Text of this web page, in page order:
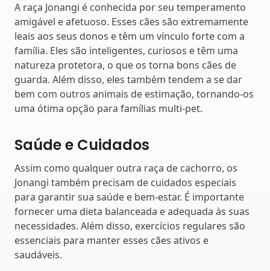
A raça Jonangi é conhecida por seu temperamento
amigável e afetuoso. Esses cães são extremamente
leais aos seus donos e têm um vínculo forte com a
família. Eles são inteligentes, curiosos e têm uma
natureza protetora, o que os torna bons cães de
guarda. Além disso, eles também tendem a se dar
bem com outros animais de estimação, tornando-os
uma ótima opção para famílias multi-pet.
Saúde e Cuidados
Assim como qualquer outra raça de cachorro, os
Jonangi também precisam de cuidados especiais
para garantir sua saúde e bem-estar. É importante
fornecer uma dieta balanceada e adequada às suas
necessidades. Além disso, exercícios regulares são
essenciais para manter esses cães ativos e
saudáveis.